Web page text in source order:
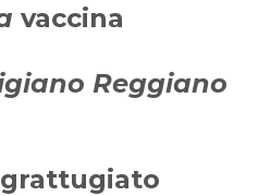
vaccina
Reggiano
grattugiato